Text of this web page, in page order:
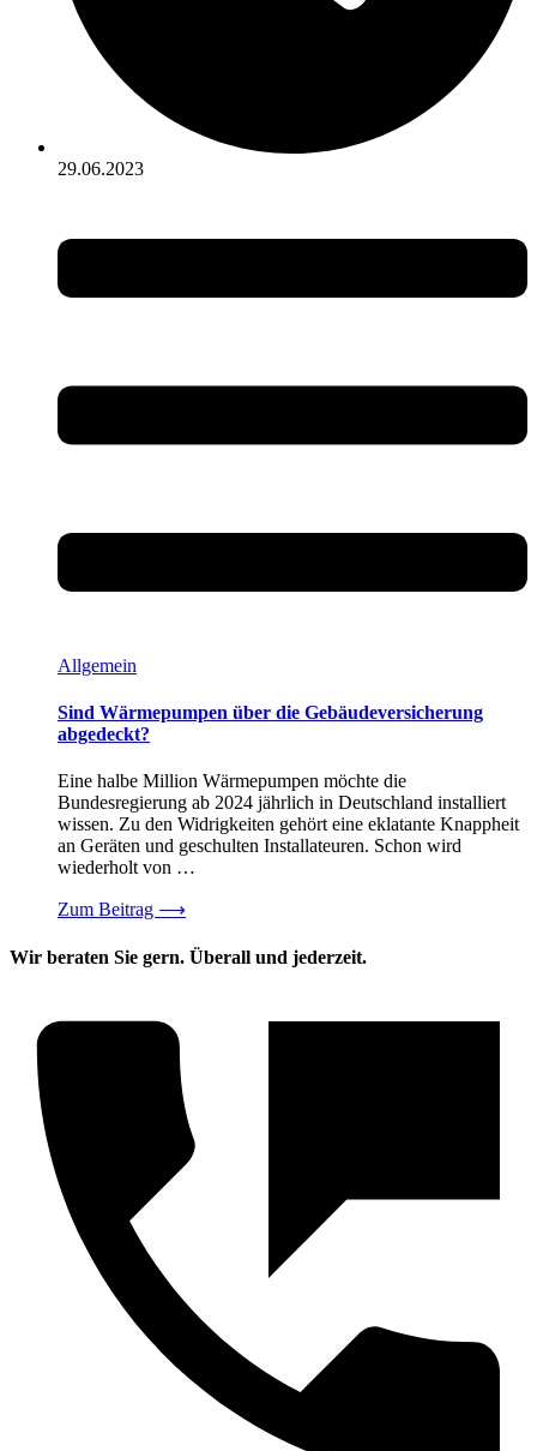
29.06.2023
Allgemein
Sind Wärmepumpen über die Gebäudeversicherung
abgedeckt?
Eine halbe Million Wärmepumpen möchte die
Bundesregierung ab 2024 jährlich in Deutschland installiert
wissen. Zu den Widrigkeiten gehört eine eklatante Knappheit
an Geräten und geschulten Installateuren. Schon wird
wiederholt von …
Zum Beitrag ⟶
Wir beraten Sie gern. Überall und jederzeit.